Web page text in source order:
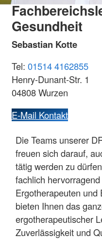
Gesundheit
Sebastian Kotte
Tel: 01514 4162855
Henry-Dunant-Str. 1
04808 Wurzen
E-Mail Kontakt
Die Teams unserer
freuen sich darauf,
tätig werden zu
fachlich
Ergotherapeuten und
bieten Ihnen das
ergotherapeutischer
Zuverlässigkeit und